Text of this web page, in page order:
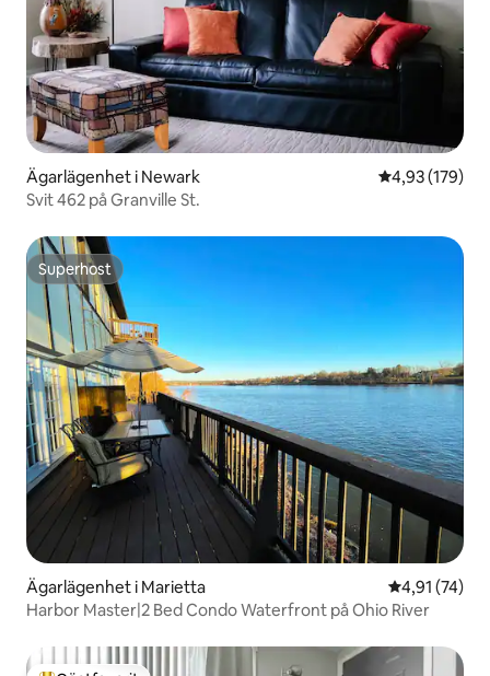
Ägarlägenhet i Newark 4,93 av 5 i
4,93 (179)
Svit 462 på Granville St.
Superhost
Superhost
Ägarlägenhet i Marietta 4,91 av 5 i
4,91 (74)
Harbor Master|2 Bed Condo Waterfront på Ohio River